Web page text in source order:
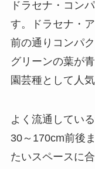
ドラセナ・コン
す。
ドラセナ・
前の通りコンパ
グリーンの葉が
園芸種として人
よく流通してい
30～170cm前後
たいスペースに